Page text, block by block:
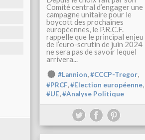
Comité central d’engager une
campagne unitaire pour le
boycott des prochaines
européennes, le P.R.C.F.
rappelle que le principal enjeu
de l’euro-scrutin de juin 2024
ne sera pas de savoir lequel
arrivera...
#Lannion,#CCCP-Tregor,
#PRCF,#Election européenne,
#UE,#Analyse Politique